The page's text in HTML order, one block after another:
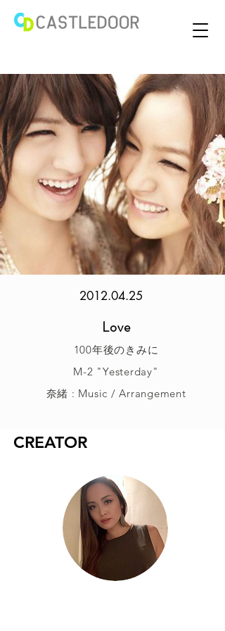
2012.04.25
Love
100年後のきみに
M-2 "Yesterday"
奈緒 : Music / Arrangement
CREATOR